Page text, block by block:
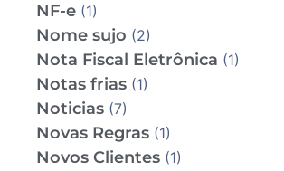
NF-e (1)
Nome sujo (2)
Nota Fiscal Eletrônica (1)
Notas frias (1)
Noticias (7)
Novas Regras (1)
Novos Clientes (1)